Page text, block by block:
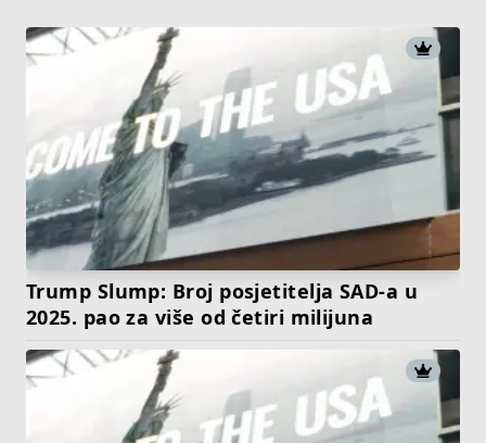
Trump Slump: Broj posjetitelja SAD-a u
2025. pao za više od četiri milijuna